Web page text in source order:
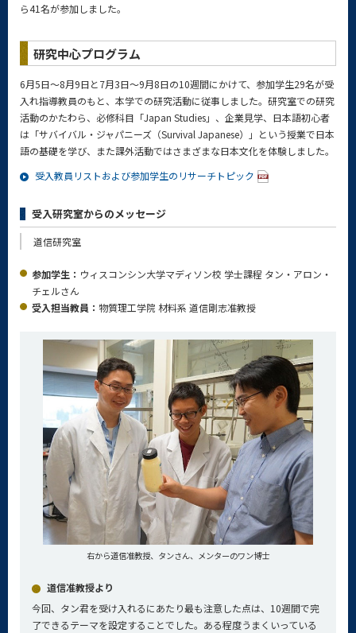
ら41名が参加しました。
研究中心プログラム
6月5日～8月9日と7月3日～9月8日の10週間にかけて、参加学生29名が受
入れ指導教員のもと、本学での研究活動に従事しました。研究室での研究
活動のかたわら、必修科目「Japan Studies」、企業見学、日本語初心者
は「サバイバル・ジャパニーズ（Survival Japanese）」という授業で日本
語の基礎を学び、また課外活動ではさまざまな日本文化を体験しました。
受入教員リストおよび参加学生のリサーチトピック
受入研究室からのメッセージ
道信研究室
参加学生： ウィスコンシン大学マディソン校 学士課程 タン・アロン・
チェルさん
受入担当教員： 物質理工学院 材料系 道信剛志准教授
右から道信准教授、タンさん、メンターのワン博士
道信准教授より
今回、タン君を受け入れるにあたり最も注意した点は、10週間で完
了できるテーマを設定することでした。ある程度うまくいっている